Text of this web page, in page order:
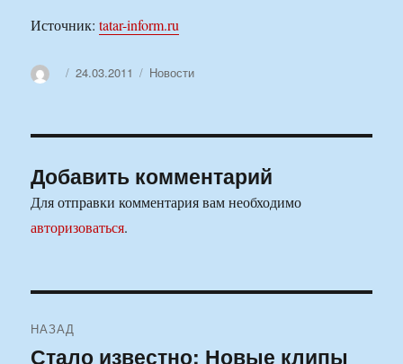
Источник:tatar-inform.ru
АвторОпубликовано
24.03.2011 Рубрики
Новости
Добавить комментарий
Для отправки комментария вам необходимо
авторизоваться.
по
НАЗАД
Предыдущая
Стало известно: Новые клипы